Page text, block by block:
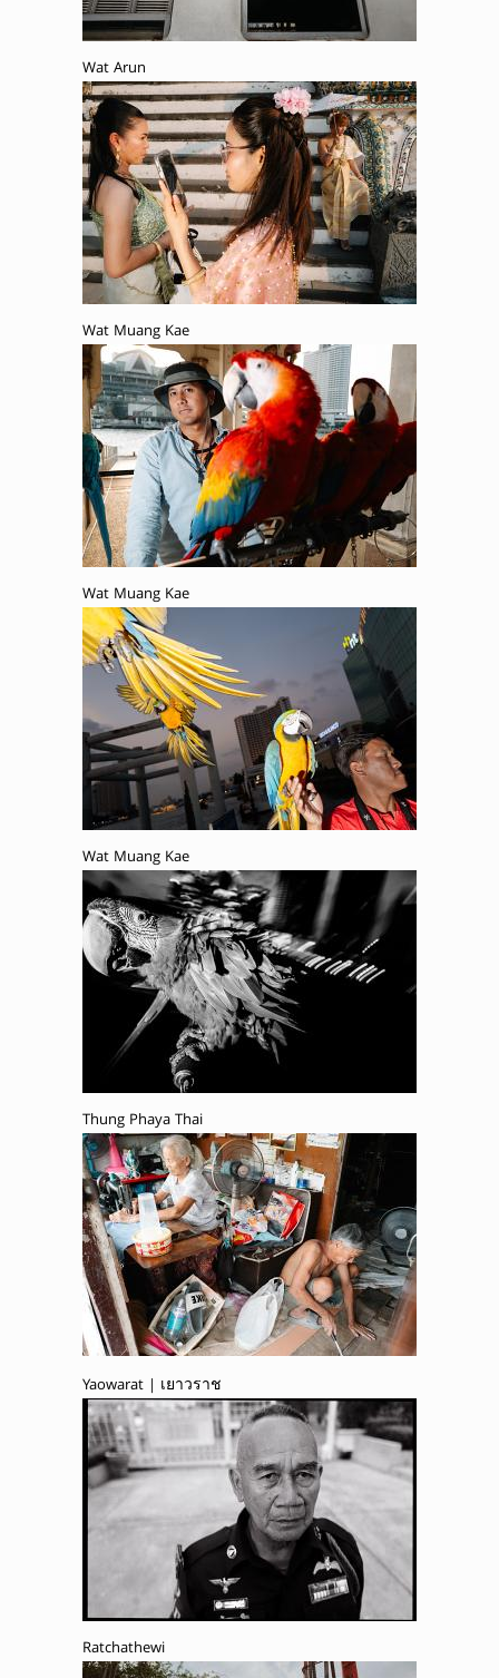
Wat Arun
Wat Muang Kae
Wat Muang Kae
Wat Muang Kae
Thung Phaya Thai
Yaowarat | เยาวราช
Ratchathewi